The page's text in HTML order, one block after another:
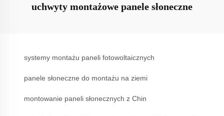
uchwyty montażowe panele słoneczne
systemy montażu paneli fotowoltaicznych
panele słoneczne do montażu na ziemi
montowanie paneli słonecznych z Chin